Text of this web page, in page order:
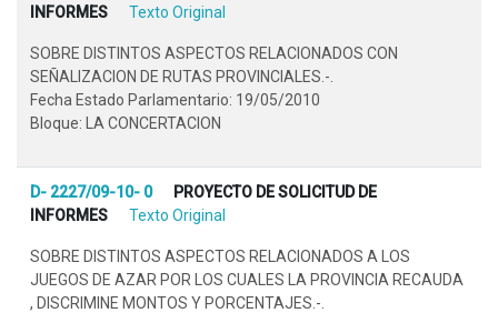
INFORMES
Texto Original
SOBRE DISTINTOS ASPECTOS RELACIONADOS CON
SEÑALIZACION DE RUTAS PROVINCIALES.-.
Fecha Estado Parlamentario: 19/05/2010
Bloque: LA CONCERTACION
D- 2227/09-10- 0
PROYECTO DE SOLICITUD DE
INFORMES
Texto Original
SOBRE DISTINTOS ASPECTOS RELACIONADOS A LOS
JUEGOS DE AZAR POR LOS CUALES LA PROVINCIA RECAUDA
, DISCRIMINE MONTOS Y PORCENTAJES.-.